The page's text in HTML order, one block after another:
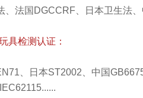
法国DGCCRF、日本卫生法
具检测认证：
、日本ST2002、中国
IEC62115......